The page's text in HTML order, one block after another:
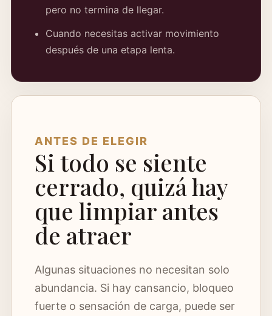
pero no termina de llegar.
Cuando necesitas activar movimiento
después de una etapa lenta.
ANTES DE ELEGIR
Si todo se siente
cerrado, quizá hay
que limpiar antes
de atraer
Algunas situaciones no necesitan solo
abundancia. Si hay cansancio, bloqueo
fuerte o sensación de carga, puede ser